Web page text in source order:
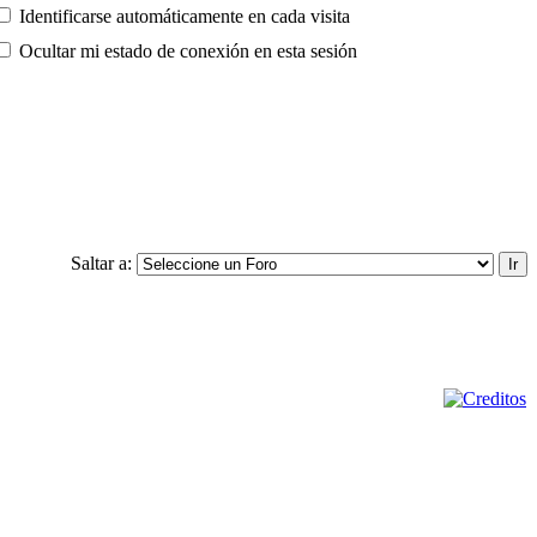
Identificarse automáticamente en cada visita
Ocultar mi estado de conexión en esta sesión
Saltar a: